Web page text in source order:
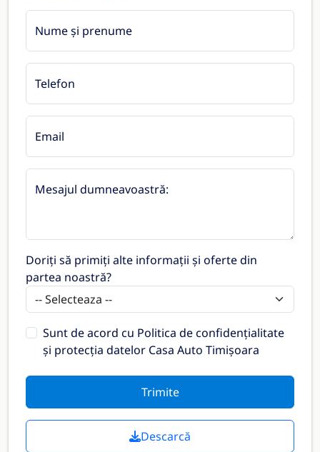
Nume și prenume
Telefon
Email
Mesajul dumneavoastră:
Doriți să primiți alte informații și oferte din
partea noastră?
Sunt de acord cu Politica de confidențialitate
și protecția datelor Casa Auto Timișoara
Trimite
Descarcă